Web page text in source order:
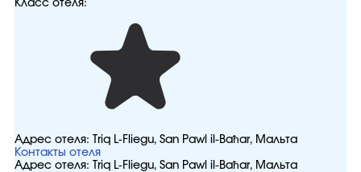
Класс отеля:
Адрес отеля:
Triq L-Fliegu, San Pawl il-Baħar, Мальта
Контакты отеля
Адрес отеля:
Triq L-Fliegu, San Pawl il-Baħar, Мальта